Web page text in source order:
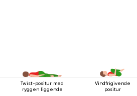
Twist-positur med
ryggen liggende
Vindfrigivende
positur